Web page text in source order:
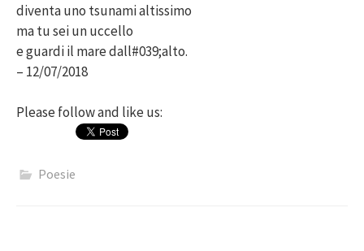
diventa uno tsunami altissimo
ma tu sei un uccello
e guardi il mare dall#039;alto.
– 12/07/2018
Please follow and like us:
Poesie